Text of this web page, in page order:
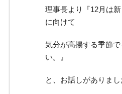
理事長より『12月は
に向けて
気分が高揚する季節
い。』
と、お話しがありまし